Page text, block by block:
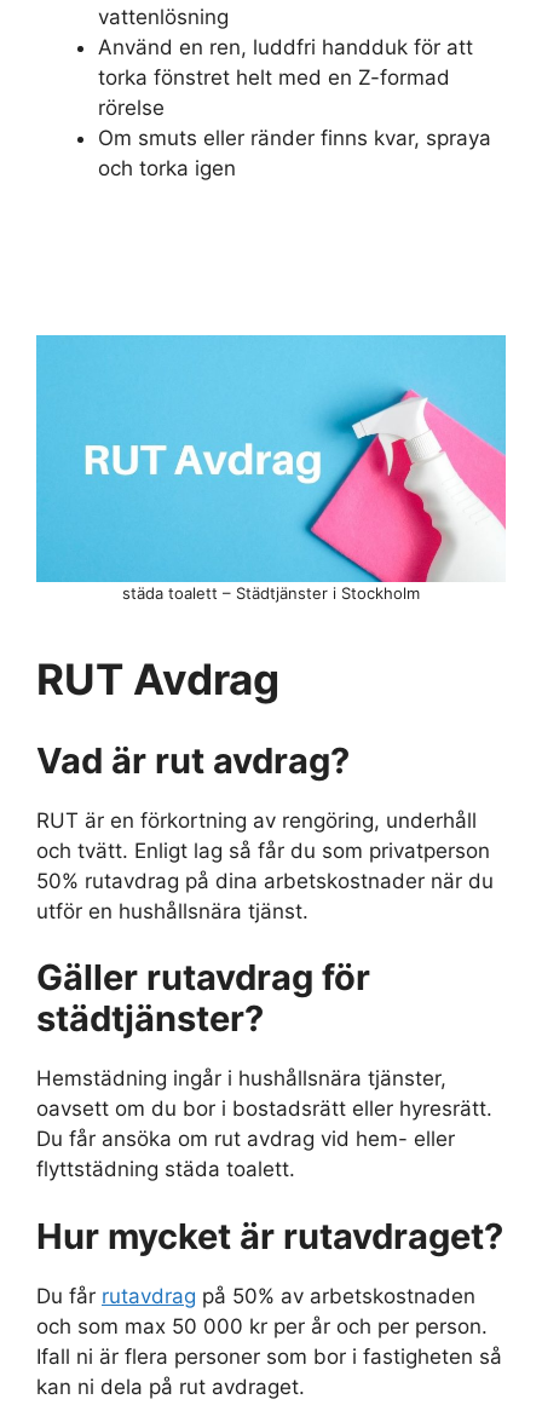
vattenlösning
Använd en ren, luddfri handduk för att
torka fönstret helt med en Z-formad
rörelse
Om smuts eller ränder finns kvar, spraya
och torka igen
RUT Avdrag
Vad är rut avdrag?
RUT är en förkortning av rengöring, underhåll
och tvätt. Enligt lag så får du som privatperson
50% rutavdrag på dina arbetskostnader när du
utför en hushållsnära tjänst.
Gäller rutavdrag för
städtjänster?
Hemstädning ingår i hushållsnära tjänster,
oavsett om du bor i bostadsrätt eller hyresrätt.
Du får ansöka om rut avdrag vid hem- eller
flyttstädning städa toalett.
Hur mycket är rutavdraget?
Du får rutavdrag på 50% av arbetskostnaden
och som max 50 000 kr per år och per person.
Ifall ni är flera personer som bor i fastigheten så
kan ni dela på rut avdraget.
städa toalett – Städtjänster i Stockholm